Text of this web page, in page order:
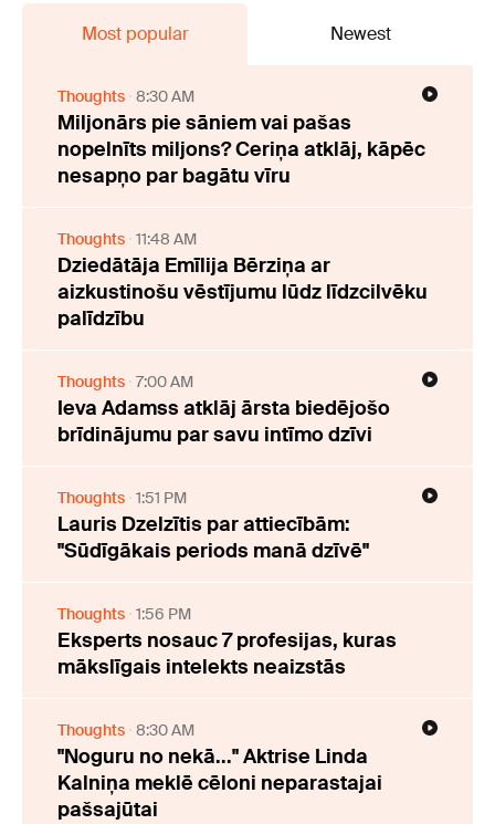
Most popular Newest
Thoughts 8:30 AM
Miljonārs pie sāniem vai pašas
nopelnīts miljons? Ceriņa atklāj, kāpēc
nesapņo par bagātu vīru
Thoughts 11:48 AM
Dziedātāja Emīlija Bērziņa ar
aizkustinošu vēstījumu lūdz līdzcilvēku
palīdzību
Thoughts 7:00 AM
Ieva Adamss atklāj ārsta biedējošo
brīdinājumu par savu intīmo dzīvi
Thoughts 1:51 PM
Lauris Dzelzītis par attiecībām:
"Sūdīgākais periods manā dzīvē"
Thoughts 1:56 PM
Eksperts nosauc 7 profesijas, kuras
mākslīgais intelekts neaizstās
Thoughts 8:30 AM
"Noguru no nekā..." Aktrise Linda
Kalniņa meklē cēloni neparastajai
pašsajūtai